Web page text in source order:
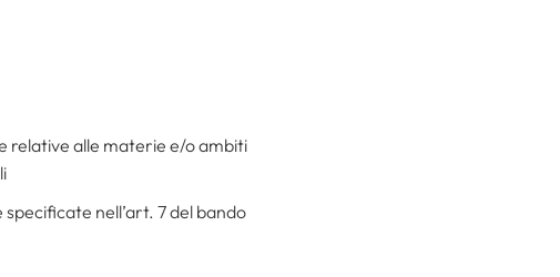
relative alle materie e/o ambiti
nell’art. 7 del bando